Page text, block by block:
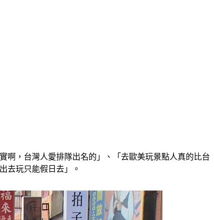
啊，台灣人愛排隊出名的」、「去歐美玩景點人真的比台
去玩只能假日去」。